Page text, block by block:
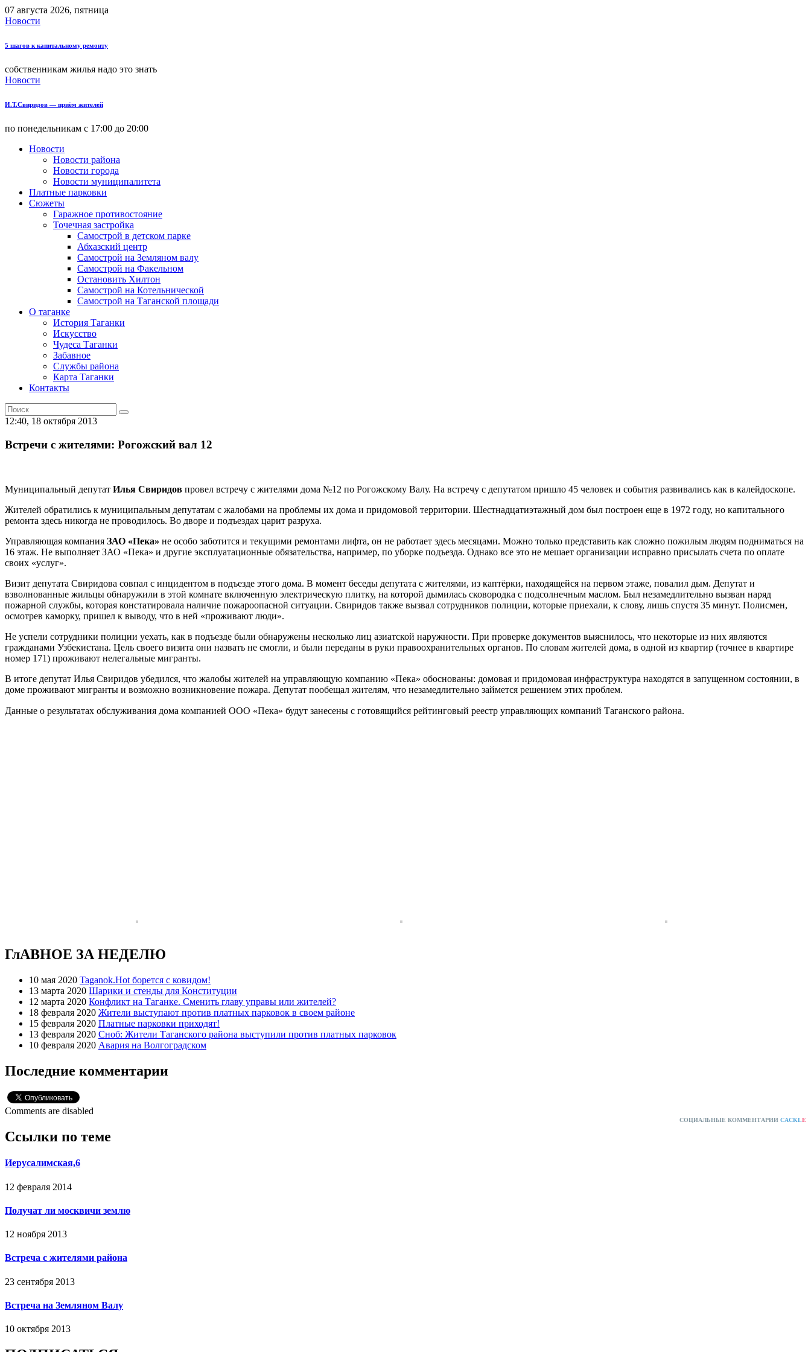
07 августа 2026, пятница
Новости
5 шагов к капитальному ремонту
собственникам жилья надо это знать
Новости
И.Т.Свиридов — приём жителей
по понедельникам с 17:00 до 20:00
Новости
Новости района
Новости города
Новости муниципалитета
Платные парковки
Сюжеты
Гаражное противостояние
Точечная застройка
Самострой в детском парке
Абхазский центр
Самострой на Земляном валу
Самострой на Факельном
Остановить Хилтон
Самострой на Котельнической
Самострой на Таганской площади
О таганке
История Таганки
Искусство
Чудеса Таганки
Забавное
Службы района
Карта Таганки
Контакты
12:40, 18 октября 2013
Встречи с жителями: Рогожский вал 12
Муниципальный депутат Илья Свиридов провел встречу с жителями дома №12 по Рогожскому Валу. На встречу с депутатом пришло 45 человек и события развивались как в калейдоскопе.
Жителей обратились к муниципальным депутатам с жалобами на проблемы их дома и придомовой территории. Шестнадцатиэтажный дом был построен еще в 1972 году, но капитального
ремонта здесь никогда не проводилось. Во дворе и подъездах царит разруха.
Управляющая компания ЗАО «Пека» не особо заботится и текущими ремонтами лифта, он не работает здесь месяцами. Можно только представить как сложно пожилым людям подниматься на
16 этаж. Не выполняет ЗАО «Пека» и другие эксплуатационные обязательства, например, по уборке подъезда. Однако все это не мешает организации исправно присылать счета по оплате
своих «услуг».
Визит депутата Свиридова совпал с инцидентом в подъезде этого дома. В момент беседы депутата с жителями, из каптёрки, находящейся на первом этаже, повалил дым. Депутат и
взволнованные жильцы обнаружили в этой комнате включенную электрическую плитку, на которой дымилась сковородка с подсолнечным маслом. Был незамедлительно вызван наряд
пожарной службы, которая констатировала наличие пожароопасной ситуации. Свиридов также вызвал сотрудников полиции, которые приехали, к слову, лишь спустя 35 минут. Полисмен,
осмотрев каморку, пришел к выводу, что в ней «проживают люди».
Не успели сотрудники полиции уехать, как в подъезде были обнаружены несколько лиц азиатской наружности. При проверке документов выяснилось, что некоторые из них являются
гражданами Узбекистана. Цель своего визита они назвать не смогли, и были переданы в руки правоохранительных органов. По словам жителей дома, в одной из квартир (точнее в квартире
номер 171) проживают нелегальные мигранты.
В итоге депутат Илья Свиридов убедился, что жалобы жителей на управляющую компанию «Пека» обоснованы: домовая и придомовая инфраструктура находятся в запущенном состоянии, в
доме проживают мигранты и возможно возникновение пожара. Депутат пообещал жителям, что незамедлительно займется решением этих проблем.
Данные о результатах обслуживания дома компанией ООО «Пека» будут занесены с готовящийся рейтинговый реестр управляющих компаний Таганского района.
ГлАВНОЕ ЗА НЕДЕЛЮ
10 мая 2020 Taganok.Hot борется с ковидом!
13 марта 2020 Шарики и стенды для Конституции
12 марта 2020 Конфликт на Таганке. Сменить главу управы или жителей?
18 февраля 2020 Жители выступают против платных парковок в своем районе
15 февраля 2020 Платные парковки приходят!
13 февраля 2020 Сноб: Жители Таганского района выступили против платных парковок
10 февраля 2020 Авария на Волгоградском
Последние комментарии
Comments are disabled
СОЦИАЛЬНЫЕ КОММЕНТАРИИ CACKLE
Ссылки по теме
Иерусалимская,6
12 февраля 2014
Получат ли москвичи землю
12 ноября 2013
Встреча с жителями района
23 сентября 2013
Встреча на Земляном Валу
10 октября 2013